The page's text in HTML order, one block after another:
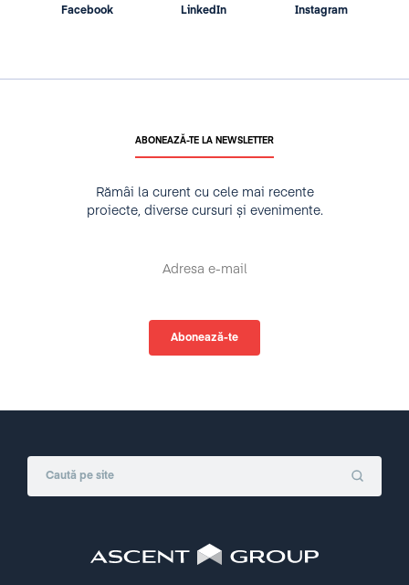
ABONEAZĂ-TE LA NEWSLETTER
Rămâi la curent cu cele mai recente
proiecte, diverse cursuri și evenimente.
Facebook LinkedIn Instagram